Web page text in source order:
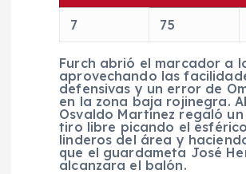
7 75
Furch abrió el marcador a
aprovechando las
defensivas y un error de
en la zona baja rojinegra. Al
Osvaldo Martínez regaló
tiro libre picando el
linderos del área y
que el guardameta José
alcanzara el balón.